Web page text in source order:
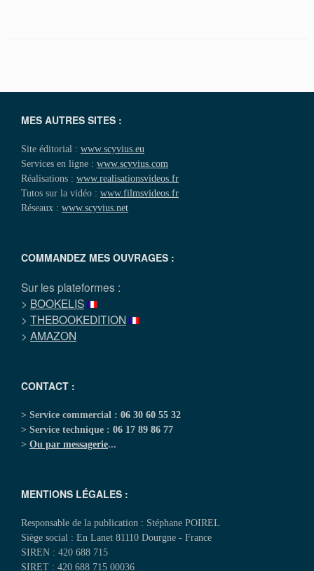
MES AUTRES SITES :
Site éditorial : www.scyvius.eu
Services en ligne : www.scyvius.com
Réalisations : www.realisationsvideos.fr
Tutos sur la vidéo : www.filmsvideos.fr
Réseaux : www.scyvius.net
COMMANDEZ MES OUVRAGES :
Sur les plateformes :
> BOOKELIS
> THEBOOKEDITION
> AMAZON
CONTACT :
> Service commercial : 06 30 60 55 32
> Service technique : 06 17 89 86 77
> Ou par messagerie...
MENTIONS LÉGALES :
Responsable de la publication : Stéphane POIREL
Siège social : En Lanet 81110 Dourgne - France
SIREN : 420 688 715
SIRET : 420 688 715 00036